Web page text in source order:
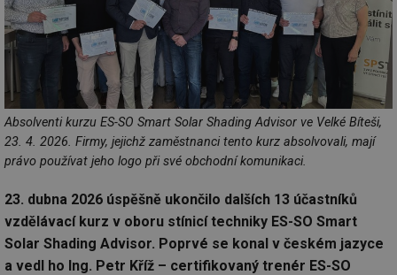
Absolventi kurzu ES-SO Smart Solar Shading Advisor ve Velké Bíteši,
23. 4. 2026. Firmy, jejichž zaměstnanci tento kurz absolvovali, mají
právo používat jeho logo při své obchodní komunikaci.
23. dubna 2026 úspěšně ukončilo dalších 13 účastníků
vzdělávací kurz v oboru stínicí techniky ES-SO Smart
Solar Shading Advisor. Poprvé se konal v českém jazyce
a vedl ho Ing. Petr Kříž – certifikovaný trenér ES-SO